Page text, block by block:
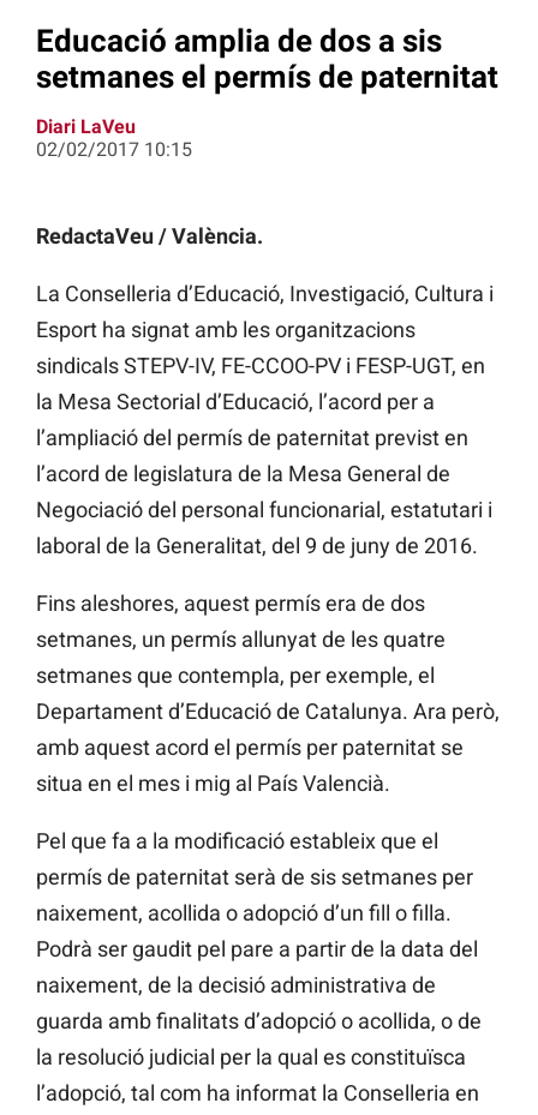
Educació amplia de dos a sis
setmanes el permís de paternitat
Diari LaVeu
02/02/2017 10:15
RedactaVeu / València.
La Conselleria d’Educació, Investigació, Cultura i
Esport ha signat amb les organitzacions
sindicals STEPV-IV, FE-CCOO-PV i FESP-UGT, en
la Mesa Sectorial d’Educació, l’acord per a
l’ampliació del permís de paternitat previst en
l’acord de legislatura de la Mesa General de
Negociació del personal funcionarial, estatutari i
laboral de la Generalitat, del 9 de juny de 2016.
Fins aleshores, aquest permís era de dos
setmanes, un permís allunyat de les quatre
setmanes que contempla, per exemple, el
Departament d’Educació de Catalunya. Ara però,
amb aquest acord el permís per paternitat se
situa en el mes i mig al País Valencià.
Pel que fa a la modificació estableix que el
permís de paternitat serà de sis setmanes per
naixement, acollida o adopció d’un fill o filla.
Podrà ser gaudit pel pare a partir de la data del
naixement, de la decisió administrativa de
guarda amb finalitats d’adopció o acollida, o de
la resolució judicial per la qual es constituïsca
l’adopció, tal com ha informat la Conselleria en